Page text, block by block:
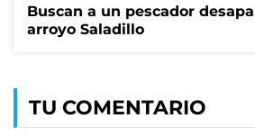
Buscan a un pescador
arroyo Saladillo
TU COMENTARIO